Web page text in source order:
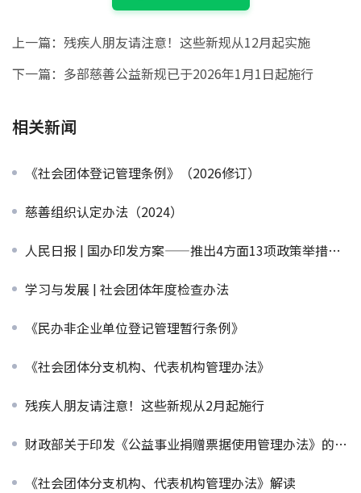
上一篇： 残疾人朋友请注意！这些新规从12月起实施
下一篇： 多部慈善公益新规已于2026年1月1日起施行
相关新闻
《社会团体登记管理条例》（2026修订）
慈善组织认定办法（2024）
人民日报 | 国办印发方案——推出4方面13项政策举措着力解决残疾人就业急难愁盼
学习与发展 | 社会团体年度检查办法
《民办非企业单位登记管理暂行条例》
《社会团体分支机构、代表机构管理办法》
残疾人朋友请注意！这些新规从2月起施行
财政部关于印发《公益事业捐赠票据使用管理办法》的通知
《社会团体分支机构、代表机构管理办法》解读